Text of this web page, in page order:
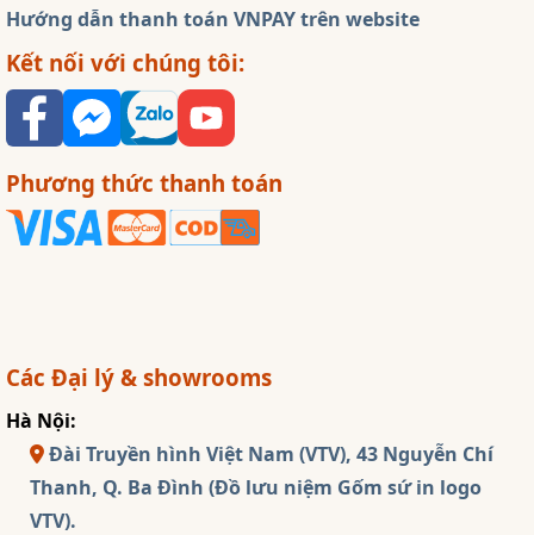
Hướng dẫn thanh toán VNPAY trên website
Kết nối với chúng tôi:
Phương thức thanh toán
Các Đại lý & showrooms
Hà Nội:
Đài Truyền hình Việt Nam (VTV), 43 Nguyễn Chí
Thanh, Q. Ba Đình (Đồ lưu niệm Gốm sứ in logo
VTV).